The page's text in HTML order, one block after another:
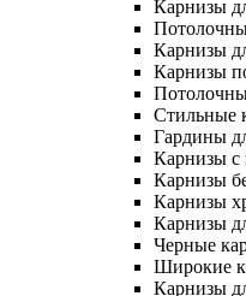
Карнизы
Карнизы
Карнизы
Стильные
Гардины
Карнизы с
Карнизы
Карнизы
Карнизы
Черные
Широкие
Карнизы